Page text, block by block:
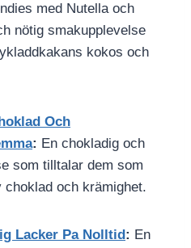
med Nutella och
nötig smakupplevelse
kokos och
Och
: En chokladig och
som tilltalar dem som
och krämighet.
Lacker Pa Nolltid: En